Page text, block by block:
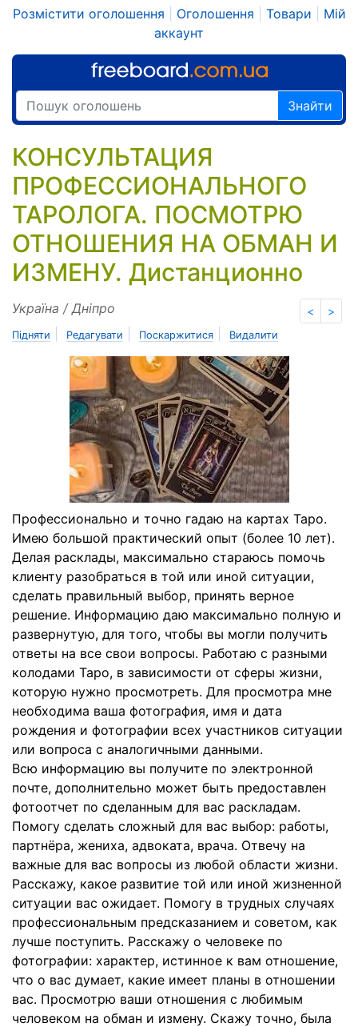
Розмістити оголошення Оголошення Товари
Мій
аккаунт
Знайти
КОНСУЛЬТАЦИЯ
ПРОФЕССИОНАЛЬНОГО
ТАРОЛОГА. ПОСМОТРЮ
ОТНОШЕНИЯ НА ОБМАН И
ИЗМЕНУ. Дистанционно
< >
Україна / Дніпро
Підняти Редагувати Поскаржитися Видалити
Профессионально и точно гадаю на картах Таро.
Имею большой практический опыт (более 10 лет).
Делая расклады, максимально стараюсь помочь
клиенту разобраться в той или иной ситуации,
сделать правильный выбор, принять верное
решение. Информацию даю максимально полную и
развернутую, для того, чтобы вы могли получить
ответы на все свои вопросы. Работаю с разными
колодами Таро, в зависимости от сферы жизни,
которую нужно просмотреть. Для просмотра мне
необходима ваша фотография, имя и дата
рождения и фотографии всех участников ситуации
или вопроса с аналогичными данными.
Всю информацию вы получите по электронной
почте, дополнительно может быть предоставлен
фотоотчет по сделанным для вас раскладам.
Помогу сделать сложный для вас выбор: работы,
партнёра, жениха, адвоката, врача. Отвечу на
важные для вас вопросы из любой области жизни.
Расскажу, какое развитие той или иной жизненной
ситуации вас ожидает. Помогу в трудных случаях
профессиональным предсказанием и советом, как
лучше поступить. Расскажу о человеке по
фотографии: характер, истинное к вам отношение,
что о вас думает, какие имеет планы в отношении
вас. Просмотрю ваши отношения с любимым
человеком на обман и измену. Скажу точно, была